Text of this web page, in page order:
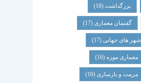
بزرگداشت(18)
گفتمان معماری(17)
شهر های جهانی(17)
معماری موزه (16)
مرمت و بازسازی(16)